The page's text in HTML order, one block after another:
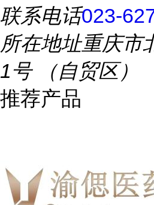
联系电话023-
所在地址重庆市
1号 （自贸区）
推荐产品